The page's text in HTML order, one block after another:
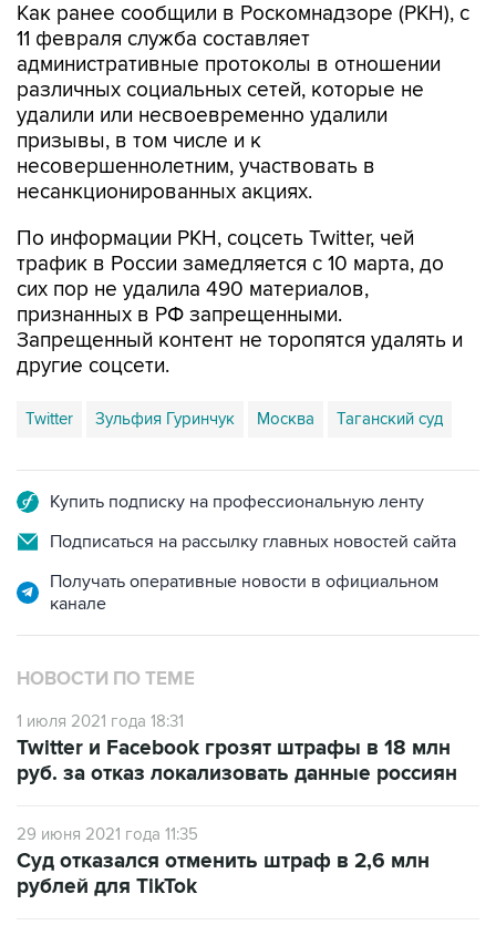
Как ранее сообщили в Роскомнадзоре (РКН), с
11 февраля служба составляет
административные протоколы в отношении
различных социальных сетей, которые не
удалили или несвоевременно удалили
призывы, в том числе и к
несовершеннолетним, участвовать в
несанкционированных акциях.
По информации РКН, соцсеть Twitter, чей
трафик в России замедляется с 10 марта, до
сих пор не удалила 490 материалов,
признанных в РФ запрещенными.
Запрещенный контент не торопятся удалять и
другие соцсети.
Twitter Зульфия Гуринчук Москва Таганский суд
Купить подписку на профессиональную ленту
Подписаться на рассылку главных новостей сайта
Получать оперативные новости в официальном
канале
НОВОСТИ ПО ТЕМЕ
1 июля 2021 года 18:31
Twitter и Facebook грозят штрафы в 18 млн
руб. за отказ локализовать данные россиян
29 июня 2021 года 11:35
Суд отказался отменить штраф в 2,6 млн
рублей для TikTok